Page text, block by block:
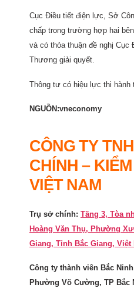
Cục Điều tiết điện lực, Sở
chấp trong trường hợp hai
và có thỏa thuận đề nghị
Thương giải quyết.
Thông tư có hiệu lực thi hành
NGUỒN:vneconomy
CÔNG TY
CHÍNH –
VIỆT NAM
Trụ sở chính: Tầng 3, Tòa
Hoàng Văn Thụ, Phường
Giang, Tỉnh Bắc Giang, Việt
Công ty thành viên Bắc
Phường Võ Cường, TP Bắc